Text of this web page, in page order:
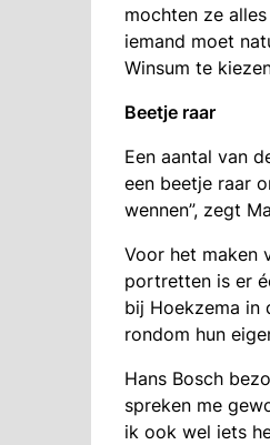
mochten ze
iemand moet
Winsum te
Beetje raar
Een aantal van
een beetje raar
wennen”, zegt
Voor het maken
portretten is er
bij Hoekzema in
rondom hun
Hans Bosch
spreken me
ik ook wel iets